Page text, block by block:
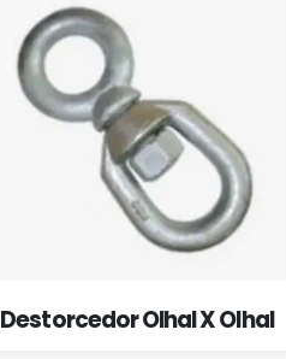
Destorcedor Olhal X Olhal